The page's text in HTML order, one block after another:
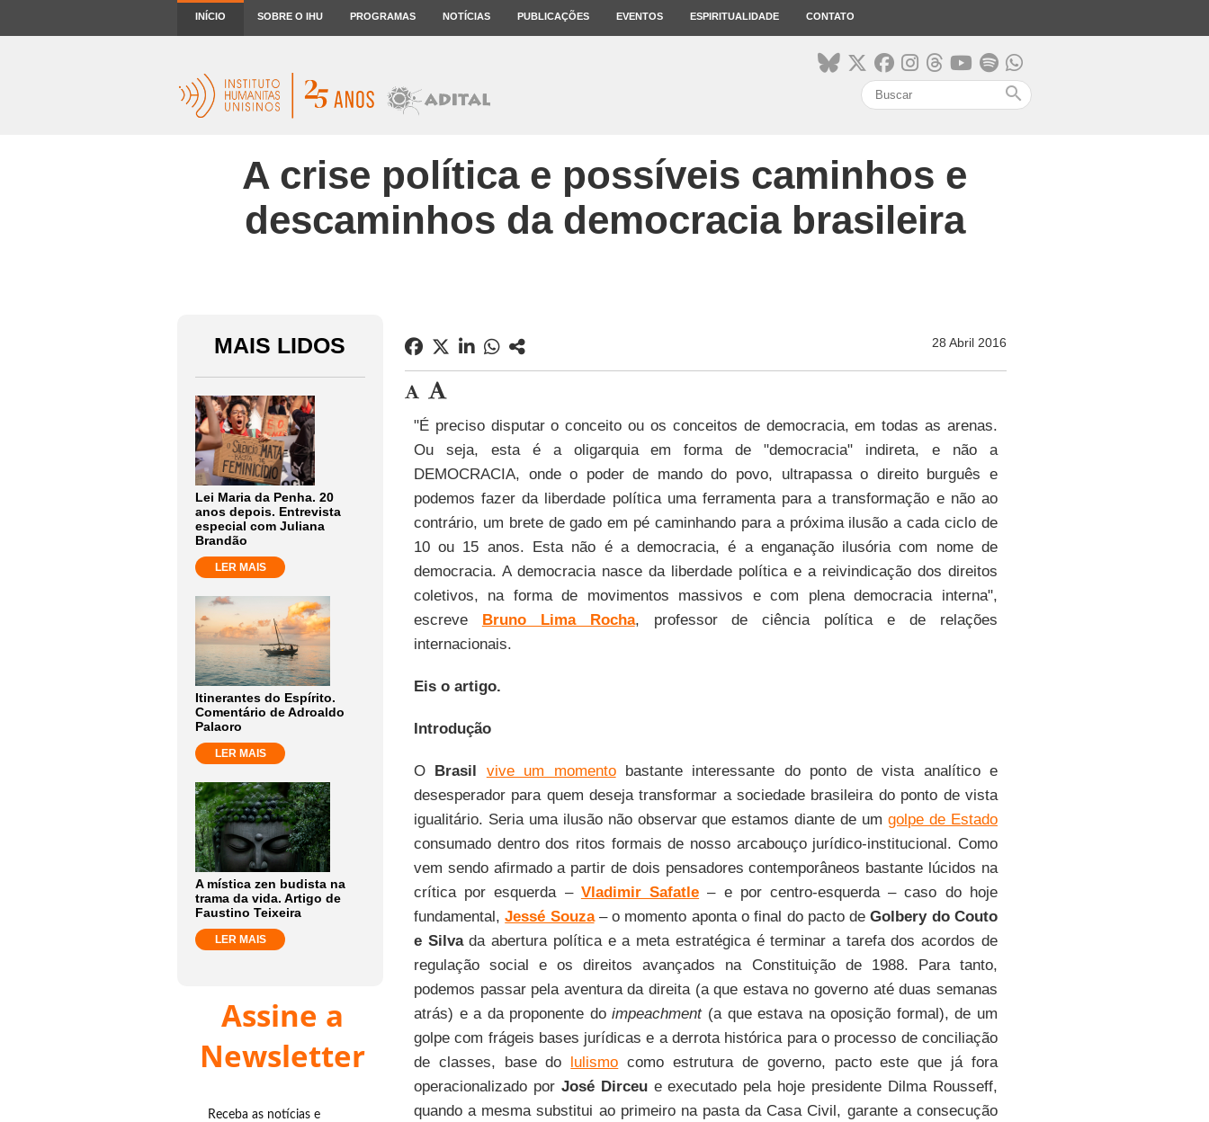
INÍCIO SOBRE O IHU PROGRAMAS NOTÍCIAS PUBLICAÇÕES EVENTOS ESPIRITUALIDADE CONTATO
search
A crise política e possíveis caminhos e
descaminhos da democracia brasileira
MAIS LIDOS
Lei Maria da Penha. 20
anos depois. Entrevista
especial com Juliana
Brandão
LER MAIS
Itinerantes do Espírito.
Comentário de Adroaldo
Palaoro
LER MAIS
A mística zen budista na
trama da vida. Artigo de
Faustino Teixeira
LER MAIS
Assine a
Newsletter
Receba as notícias e
28 Abril 2016
"É preciso disputar o conceito ou os conceitos de democracia, em todas as arenas.
Ou seja, esta é a oligarquia em forma de "democracia" indireta, e não a
DEMOCRACIA, onde o poder de mando do povo, ultrapassa o direito burguês e
podemos fazer da liberdade política uma ferramenta para a transformação e não ao
contrário, um brete de gado em pé caminhando para a próxima ilusão a cada ciclo de
10 ou 15 anos. Esta não é a democracia, é a enganação ilusória com nome de
democracia. A democracia nasce da liberdade política e a reivindicação dos direitos
coletivos, na forma de movimentos massivos e com plena democracia interna",
escreve Bruno Lima Rocha, professor de ciência política e de relações
internacionais.
Eis o artigo.
Introdução
O Brasil vive um momentobastante interessante do ponto de vista analítico e
desesperador para quem deseja transformar a sociedade brasileira do ponto de vista
igualitário. Seria uma ilusão não observar que estamos diante de umgolpe de Estado
consumado dentro dos ritos formais de nosso arcabouço jurídico-institucional. Como
vem sendo afirmado a partir de dois pensadores contemporâneos bastante lúcidos na
crítica por esquerda – Vladimir Safatle – e por centro-esquerda – caso do hoje
fundamental,Jessé Souza– o momento aponta o final do pacto deGolbery do Couto
e Silvada abertura política e a meta estratégica é terminar a tarefa dos acordos de
regulação social e os direitos avançados na Constituição de 1988. Para tanto,
podemos passar pela aventura da direita (a que estava no governo até duas semanas
atrás) e a da proponente doimpeachment(a que estava na oposição formal), de um
golpe com frágeis bases jurídicas e a derrota histórica para o processo de conciliação
de classes, base do lulismo como estrutura de governo, pacto este que já fora
operacionalizado por José Dirceue executado pela hoje presidente Dilma Rousseff,
quando a mesma substitui ao primeiro na pasta da Casa Civil, garante a consecução